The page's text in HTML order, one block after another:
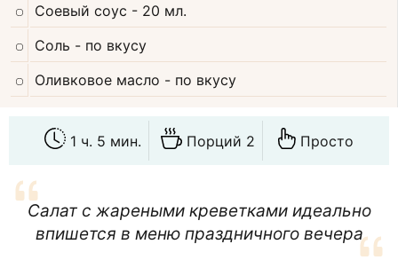
Соевый соус - 20 мл.
Соль - по вкусу
Оливковое масло - по вкусу
1 ч. 5 мин. Порций 2 Просто
Салат с жареными креветками идеально
впишется в меню праздничного вечера